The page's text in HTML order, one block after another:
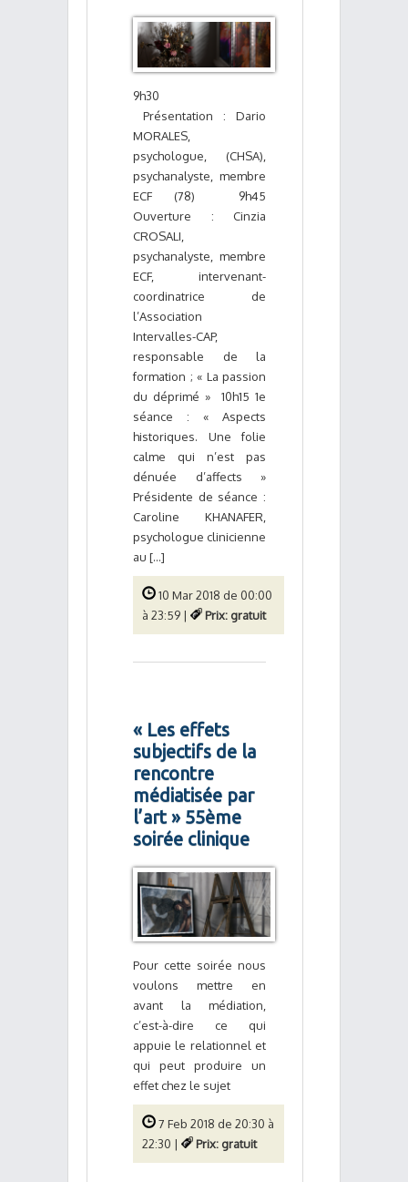
9h30
Présentation : Dario
MORALES,
psychologue, (CHSA),
psychanalyste, membre
ECF (78) 9h45
Ouverture : Cinzia
CROSALI,
psychanalyste, membre
ECF, intervenant-
coordinatrice de
l’Association
Intervalles-CAP,
responsable de la
formation ; « La passion
du déprimé » 10h15 1e
séance : « Aspects
historiques. Une folie
calme qui n’est pas
dénuée d’affects »
Présidente de séance :
Caroline KHANAFER,
psychologue clinicienne
au [...]
10 Mar 2018 de 00:00
à 23:59 |
Prix: gratuit
« Les effets
subjectifs de la
rencontre
médiatisée par
l’art » 55ème
soirée clinique
Pour cette soirée nous
voulons mettre en
avant la médiation,
c’est-à-dire ce qui
appuie le relationnel et
qui peut produire un
effet chez le sujet
7 Feb 2018 de 20:30 à
22:30 |
Prix: gratuit